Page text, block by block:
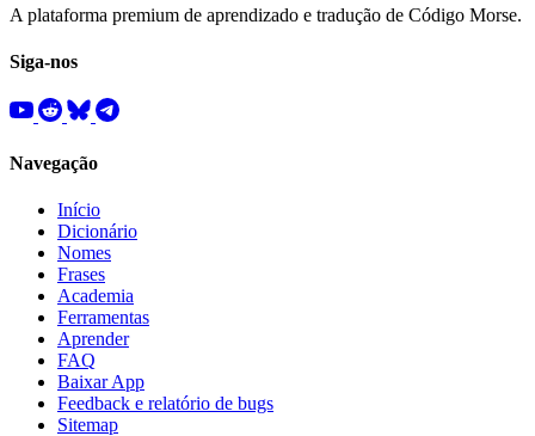
A plataforma premium de aprendizado e tradução de Código Morse.
Siga-nos
Navegação
Início
Dicionário
Nomes
Frases
Academia
Ferramentas
Aprender
FAQ
Baixar App
Feedback e relatório de bugs
Sitemap